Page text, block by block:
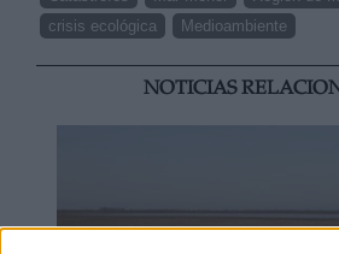
crisis ecológica
Medioambiente
NOTICIAS